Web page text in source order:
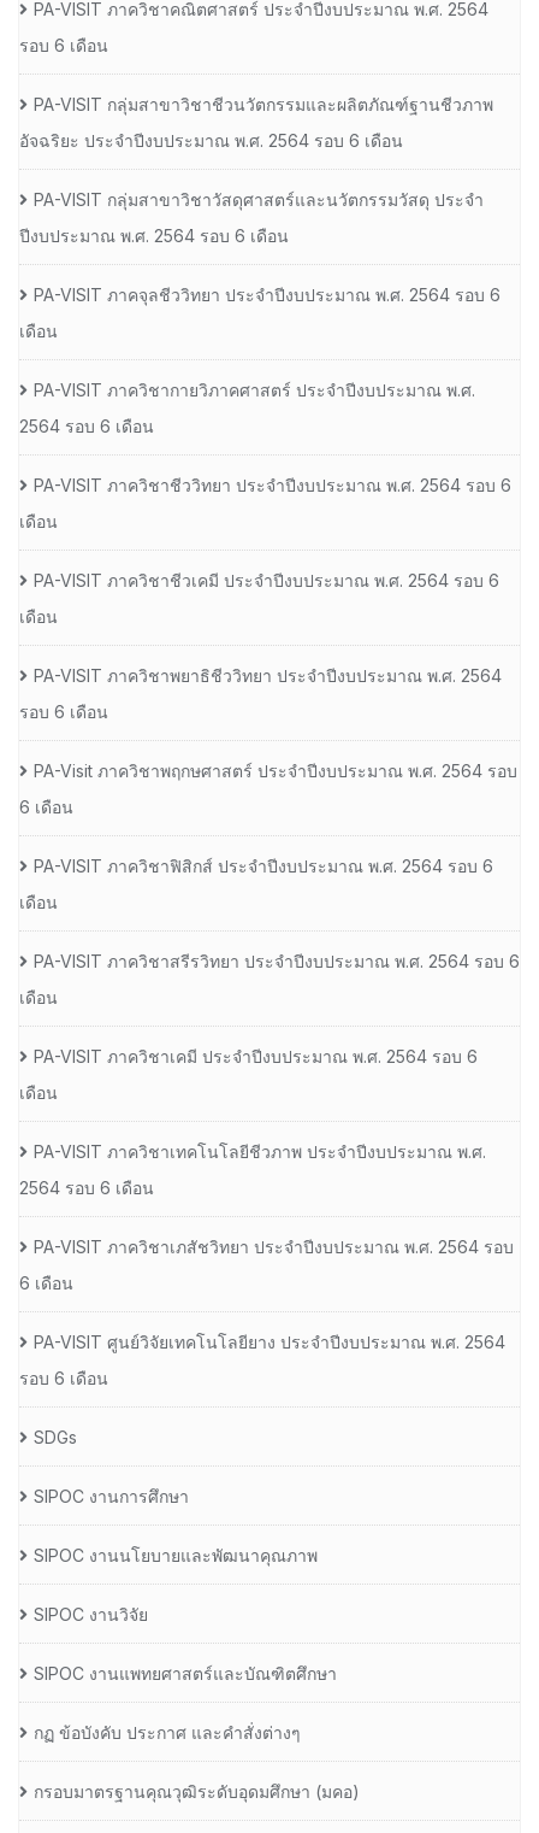
PA-VISIT ภาควิชาคณิตศาสตร์ ประจำปีงบประมาณ พ.ศ. 2564
รอบ 6 เดือน
PA-VISIT กลุ่มสาขาวิชาชีวนวัตกรรมและผลิตภัณฑ์ฐานชีวภาพ
อัจฉริยะ ประจำปีงบประมาณ พ.ศ. 2564 รอบ 6 เดือน
PA-VISIT กลุ่มสาขาวิชาวัสดุศาสตร์และนวัตกรรมวัสดุ ประจำ
ปีงบประมาณ พ.ศ. 2564 รอบ 6 เดือน
PA-VISIT ภาคจุลชีววิทยา ประจำปีงบประมาณ พ.ศ. 2564 รอบ 6
เดือน
PA-VISIT ภาควิชากายวิภาคศาสตร์ ประจำปีงบประมาณ พ.ศ.
2564 รอบ 6 เดือน
PA-VISIT ภาควิชาชีววิทยา ประจำปีงบประมาณ พ.ศ. 2564 รอบ 6
เดือน
PA-VISIT ภาควิชาชีวเคมี ประจำปีงบประมาณ พ.ศ. 2564 รอบ 6
เดือน
PA-VISIT ภาควิชาพยาธิชีววิทยา ประจำปีงบประมาณ พ.ศ. 2564
รอบ 6 เดือน
PA-Visit ภาควิชาพฤกษศาสตร์ ประจำปีงบประมาณ พ.ศ. 2564 รอบ
6 เดือน
PA-VISIT ภาควิชาฟิสิกส์ ประจำปีงบประมาณ พ.ศ. 2564 รอบ 6
เดือน
PA-VISIT ภาควิชาสรีรวิทยา ประจำปีงบประมาณ พ.ศ. 2564 รอบ 6
เดือน
PA-VISIT ภาควิชาเคมี ประจำปีงบประมาณ พ.ศ. 2564 รอบ 6
เดือน
PA-VISIT ภาควิชาเทคโนโลยีชีวภาพ ประจำปีงบประมาณ พ.ศ.
2564 รอบ 6 เดือน
PA-VISIT ภาควิชาเภสัชวิทยา ประจำปีงบประมาณ พ.ศ. 2564 รอบ
6 เดือน
PA-VISIT ศูนย์วิจัยเทคโนโลยียาง ประจำปีงบประมาณ พ.ศ. 2564
รอบ 6 เดือน
SDGs
SIPOC งานการศึกษา
SIPOC งานนโยบายและพัฒนาคุณภาพ
SIPOC งานวิจัย
SIPOC งานแพทยศาสตร์และบัณฑิตศึกษา
กฏ ข้อบังคับ ประกาศ และคำสั่งต่างๆ
กรอบมาตรฐานคุณวุฒิระดับอุดมศึกษา (มคอ)